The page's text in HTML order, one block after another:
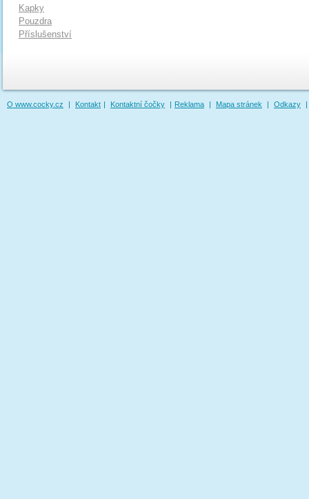
Kapky
Pouzdra
Příslušenství
O www.cocky.cz | Kontakt | Kontaktní čočky | Reklama | Mapa stránek | Odkazy |